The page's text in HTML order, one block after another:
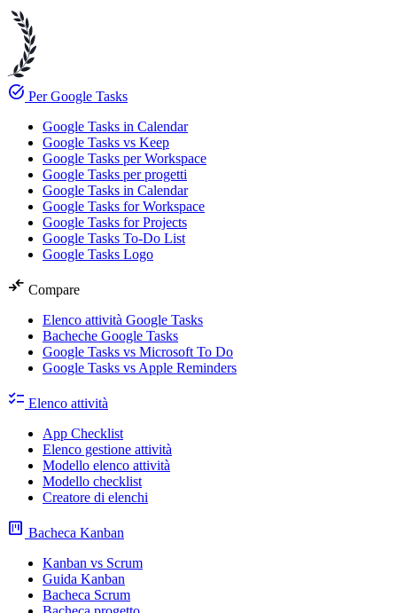
task_alt Per Google Tasks
Google Tasks in Calendar
Google Tasks vs Keep
Google Tasks per Workspace
Google Tasks per progetti
Google Tasks in Calendar
Google Tasks for Workspace
Google Tasks for Projects
Google Tasks To-Do List
Google Tasks Logo
compare_arrows Compare
Elenco attività Google Tasks
Bacheche Google Tasks
Google Tasks vs Microsoft To Do
Google Tasks vs Apple Reminders
checklist Elenco attività
App Checklist
Elenco gestione attività
Modello elenco attività
Modello checklist
Creatore di elenchi
view_kanban Bacheca Kanban
Kanban vs Scrum
Guida Kanban
Bacheca Scrum